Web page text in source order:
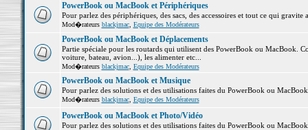
PowerBook ou MacBook et Périphériques
Pour parlez des périphériques, des sacs, des accessoires et tout ce qui
Mod�rateurs blackjmac, Equipe des Modérateurs
PowerBook ou MacBook et Déplacements
Partie spéciale pour les routards qui utilisent des PowerBook ou MacBook.
voiture, bateau, avion...), les alimenter etc...
Mod�rateurs blackjmac, Equipe des Modérateurs
PowerBook ou MacBook et Musique
Pour parlez des solutions et des utilisations faites du PowerBook ou
Mod�rateurs blackjmac, Equipe des Modérateurs
PowerBook ou MacBook et Photo/Vidéo
Pour parlez des solutions et des utilisations faites du PowerBook ou